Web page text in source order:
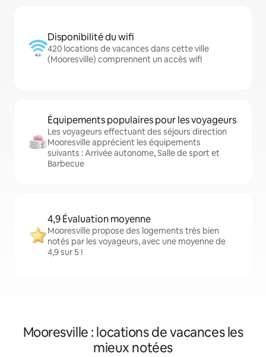
Disponibilité du wifi
420 locations de vacances dans cette ville
(Mooresville) comprennent un accès wifi
Équipements populaires pour les voyageurs
Les voyageurs effectuant des séjours direction
Mooresville apprécient les équipements
suivants : Arrivée autonome, Salle de sport et
Barbecue
4,9 Évaluation moyenne
Mooresville propose des logements très bien
notés par les voyageurs, avec une moyenne de
4,9 sur 5 !
Mooresville : locations de vacances les
mieux notées